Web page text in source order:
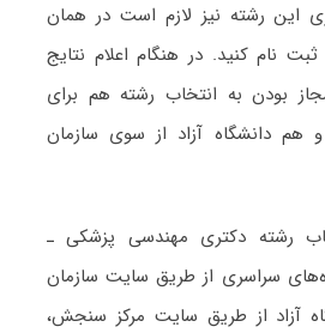
این رشته نیز لازم است در همان
نام کنید. در هنگام اعلام نتایج
بودن به انتخاب رشته هم برای
هم دانشگاه آزاد از سوی سازمان
رشته دکتری ﻣﻬﻨﺪسی پزشکی ـ
سراسری از طریق سایت سازمان
آزاد از طریق سایت مرکز سنجش،